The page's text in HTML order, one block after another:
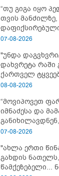
“თუ გიგა იყო
თვის
ამზადებდა
ავიწროებდა” -
07-08-2026
"უნდა
დახვრეტა რაში
ქართველ
გადაგცვალოთ..."
08-08-2026
“მოვიპოვეთ
იმნაძესა და
გაბაშვილმა
07-08-2026
"ახლა ერთი
გახდის
წამქეზებელი...